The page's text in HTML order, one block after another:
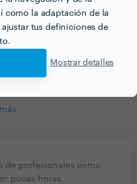
como la adaptación de la
tus definiciones de
Mostrar detalles
que quiera contratar
algo esencial a tener
de profesionales como
pocas horas.